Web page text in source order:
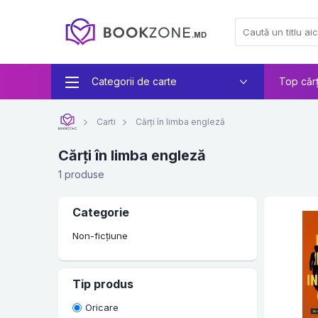
Categorii de carte Top
Carti Cărți în limba engleză
Cărți în limba engleză
1 produse
Categorie
Non-ficțiune
Tip produs
Oricare